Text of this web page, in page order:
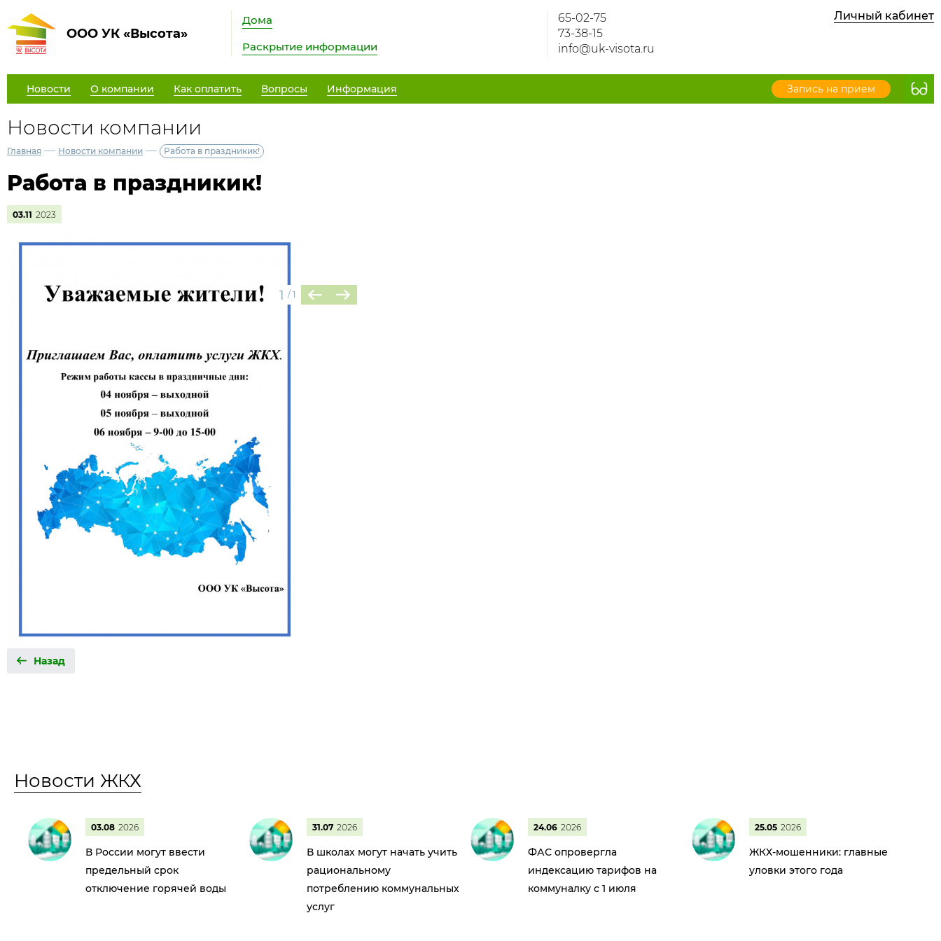
ООО УК «Высота»
Дома
Раскрытие информации
65-02-75
73-38-15
info@uk-visota.ru
Личный кабинет
Новости О компании Как оплатить Вопросы Информация Запись на прием
Новости компании
Главная — Новости компании — Работа в праздникик!
Работа в праздникик!
03.11 2023
1 / 1
Назад
Новости ЖКХ
03.08 2026
В России могут ввести
предельный срок
отключение горячей воды
31.07 2026
В школах могут начать учить
рациональному
потреблению коммунальных
услуг
24.06 2026
ФАС опровергла
индексацию тарифов на
коммуналку с 1 июля
25.05 2026
ЖКХ-мошенники: главные
уловки этого года